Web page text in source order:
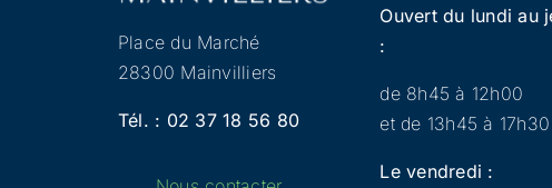
Place du Marché
28300 Mainvilliers
Tél. : 02 37 18 56 80
Ouvert du lundi au
:
de 8h45 à 12h00
et de 13h45 à 17h30
Le vendredi :